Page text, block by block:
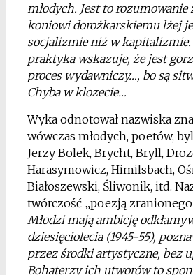
młodych. Jest to rozumowanie
koniowi dorożkarskiemu lżej
socjalizmie niż w
praktyka wskazuje, że jest
proces wydawniczy…, bo są
Chyba w klozecie…
Wyka odnotował nazwiska
wówczas młodych, poetów,
Jerzy Bolek, Brycht, Bryll,
Harasymowicz, Himilsbach,
Białoszewski, Śliwonik, itd.
twórczość „poezją zranionego
Młodzi mają ambicję
dziesięciolecia (1945-55),
przez środki artystyczne, bez
Bohaterzy ich utworów to